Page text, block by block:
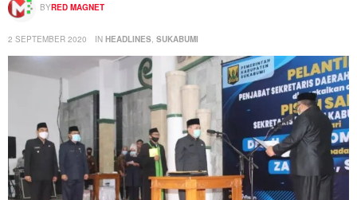
BYRED MAGNET
2 SEPTEMBER 2020 IN HEADLINES SUKABUMI